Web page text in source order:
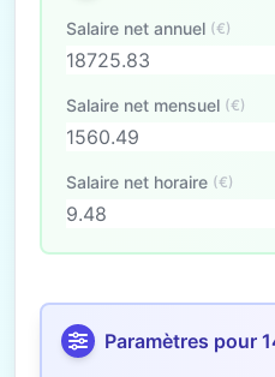
Salaire net annuel (€)
Salaire net mensuel (€)
Salaire net horaire (€)
Paramètres pour